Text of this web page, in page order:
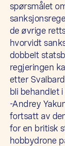
spørsmålet
de øvrige
hvorvidt
dobbelt
regjeringen
etter
bli behandlet
-Andrey
fortsatt av
for en britisk
hobbydrone